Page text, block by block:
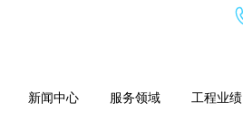
新闻中心 服务领域 工程业绩